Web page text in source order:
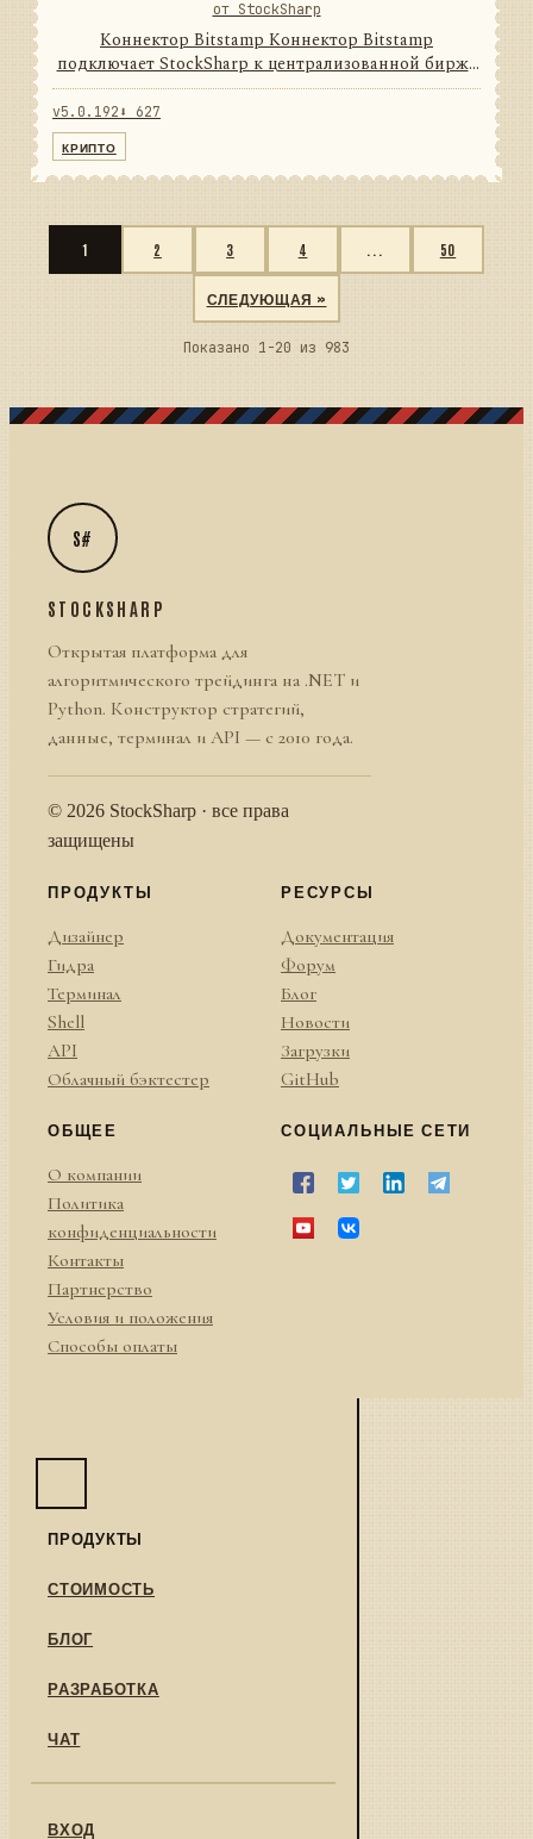
от StockSharp
Коннектор Bitstamp Коннектор Bitstamp
подключает StockSharp к централизованной бирже
цифровых активов. Он переводит данные и
операции провайдера в единую модель сообщений
v5.0.192 ⬇ 627
КРИПТО
1 2 3 4 50
СЛЕДУЮЩАЯ »
Показано 1-20 из 983
S#
STOCKSHARP
Открытая платформа для
алгоритмического трейдинга на .NET и
Python. Конструктор стратегий,
данные, терминал и API — с 2010 года.
© 2026 StockSharp · все права
защищены
ПРОДУКТЫ
Дизайнер
Гидра
Терминал
Shell
API
Облачный бэктестер
РЕСУРСЫ
Документация
Форум
Блог
Новости
Загрузки
GitHub
ОБЩЕЕ
О компании
Политика
конфиденциальности
Контакты
Партнерство
Условия и положения
Способы оплаты
СОЦИАЛЬНЫЕ СЕТИ
ПРОДУКТЫ
СТОИМОСТЬ
БЛОГ
РАЗРАБОТКА
ЧАТ
ВХОД